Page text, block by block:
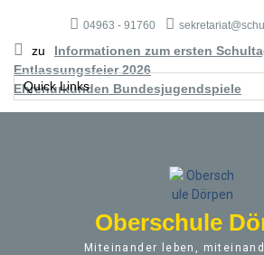
04963 - 91760
zu
Informationen zum ersten
Entlassungsfeier 2026
Ehrenurkunden Bundesjugendspiele
Quick Links
Oberschule
Miteinander leben,